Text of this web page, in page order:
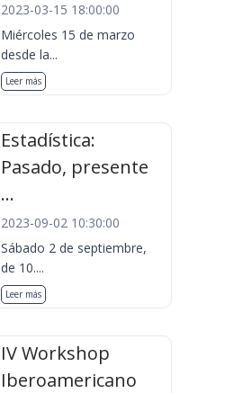
2023-03-15 18:00:00
Miércoles 15 de marzo
desde la...
Leer más
Estadística:
Pasado, presente
...
2023-09-02 10:30:00
Sábado 2 de septiembre,
de 10....
Leer más
IV Workshop
Iberoamericano